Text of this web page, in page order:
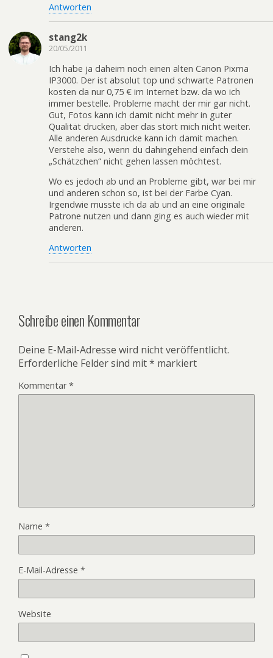
Antworten
stang2k
20/05/2011
Ich habe ja daheim noch einen alten Canon Pixma
IP3000. Der ist absolut top und schwarte Patronen
kosten da nur 0,75 € im Internet bzw. da wo ich
immer bestelle. Probleme macht der mir gar nicht.
Gut, Fotos kann ich damit nicht mehr in guter
Qualität drucken, aber das stört mich nicht weiter.
Alle anderen Ausdrucke kann ich damit machen.
Verstehe also, wenn du dahingehend einfach dein
„Schätzchen“ nicht gehen lassen möchtest.
Wo es jedoch ab und an Probleme gibt, war bei mir
und anderen schon so, ist bei der Farbe Cyan.
Irgendwie musste ich da ab und an eine originale
Patrone nutzen und dann ging es auch wieder mit
anderen.
Antworten
Schreibe einen Kommentar
Deine E-Mail-Adresse wird nicht veröffentlicht.
Erforderliche Felder sind mit* markiert
Kommentar*
Name *
E-Mail-Adresse *
Website